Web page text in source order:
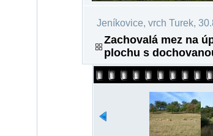
Jeníkovice, vrch Turek,
Zachovalá mez na
plochu s